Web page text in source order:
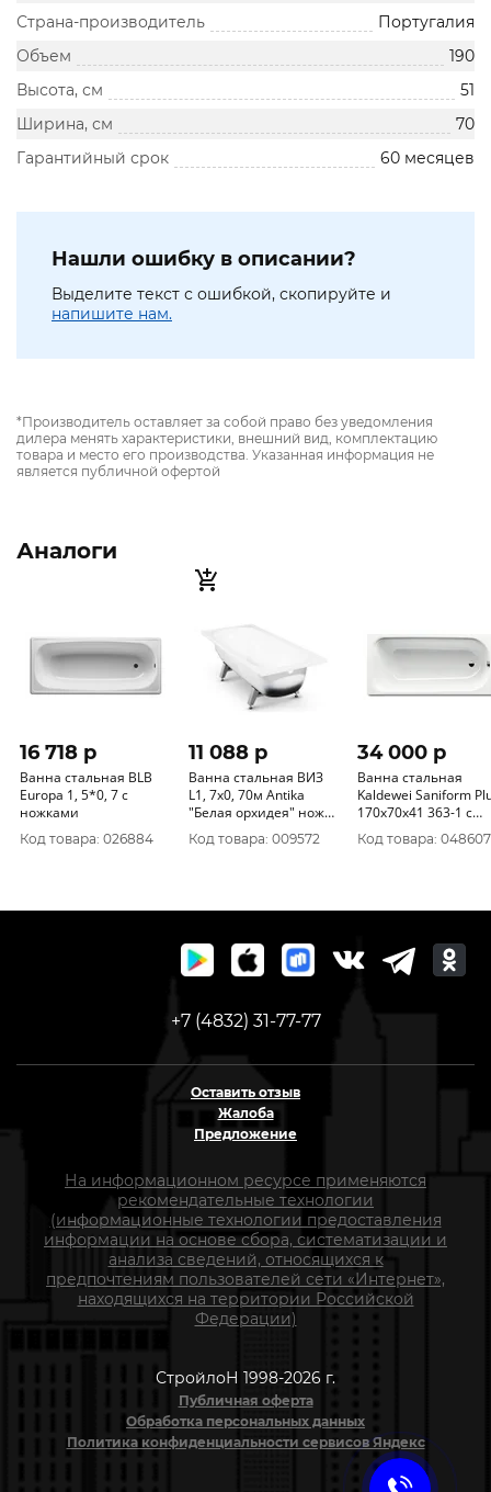
Страна-производитель
Португалия
Объем
190
Высота, см
51
Ширина, см
70
Гарантийный срок
60 месяцев
Нашли ошибку в описании?
Выделите текст с ошибкой, скопируйте и
напишите нам.
*Производитель оставляет за собой право без уведомления
дилера менять характеристики, внешний вид, комплектацию
товара и место его производства. Указанная информация не
является публичной офертой
Аналоги
16 718 p
Ванна стальная BLB
Europa 1, 5*0, 7 с
ножками
Код товара: 026884
11 088 p
Ванна стальная ВИЗ
L1, 7х0, 70м Antika
"Белая орхидея" ножки
ОР-01200
Код товара: 009572
34 000 p
Ванна стальная
Kaldewei Saniform
170x70x41 363-1 с
ножками 5030
Код товара: 048607
+7 (4832) 31-77-77
Оставить отзыв
Жалоба
Предложение
На информационном ресурсе применяются
рекомендательные технологии
(информационные технологии предоставления
информации на основе сбора, систематизации и
анализа сведений, относящихся к
предпочтениям пользователей сети «Интернет»,
находящихся на территории Российской
Федерации)
СтройлоН 1998-2026 г.
Публичная оферта
Обработка персональных данных
Политика конфиденциальности сервисов Яндекс